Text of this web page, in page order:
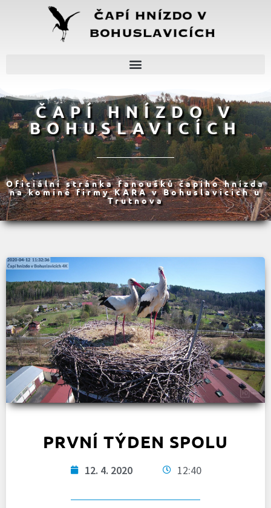
ČAPÍ HNÍZDO V
BOHUSLAVICÍCH
Oficiální stránka fanoušků čapího hnízda
na komíně firmy KARA v Bohuslavicích u
Trutnova
PRVNÍ TÝDEN SPOLU
12. 4. 2020 12:40